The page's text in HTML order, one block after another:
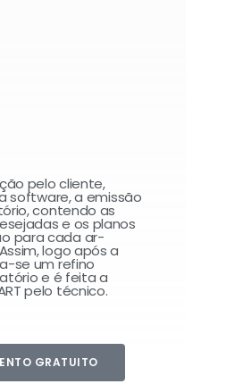
pelo cliente,
software, a emissão
contendo as
e os planos
para cada ar-
logo após a
se um refino
e é feita a
pelo técnico.
GRATUITO